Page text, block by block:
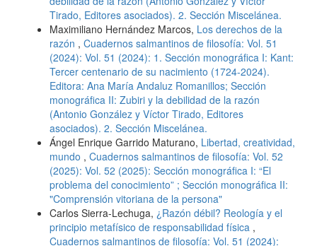
Tirado, Editores asociados). 2. Sección Miscelánea.
Maximiliano Hernández Marcos, Los derechos de la
razón , Cuadernos salmantinos de filosofía: Vol. 51
(2024): Vol. 51 (2024): 1. Sección monográfica I: Kant:
Tercer centenario de su nacimiento (1724-2024).
Editora: Ana María Andaluz Romanillos; Sección
monográfica II: Zubiri y la debilidad de la razón
(Antonio González y Víctor Tirado, Editores
asociados). 2. Sección Miscelánea.
Ángel Enrique Garrido Maturano, Libertad, creatividad,
mundo , Cuadernos salmantinos de filosofía: Vol. 52
(2025): Vol. 52 (2025): Sección monográfica I: “El
problema del conocimiento” ; Sección monográfica II:
"Comprensión vitoriana de la persona"
Carlos Sierra-Lechuga, ¿Razón débil? Reología y el
principio metafísico de responsabilidad física ,
Cuadernos salmantinos de filosofía: Vol. 51 (2024):